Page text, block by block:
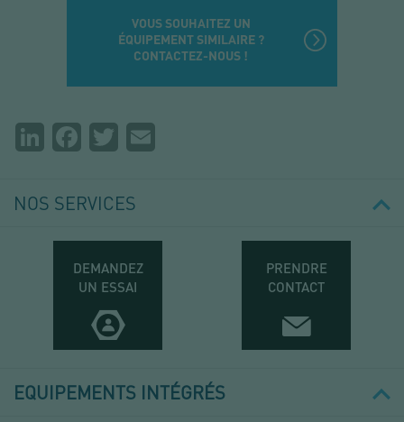
VOUS SOUHAITEZ UN
ÉQUIPEMENT SIMILAIRE ?
CONTACTEZ-NOUS !
Partager
page
LinkedInFacebookTwitter
NOS SERVICES
DEMANDEZ
UN ESSAI
PRENDRE
CONTACT
EQUIPEMENTS INTÉGRÉS